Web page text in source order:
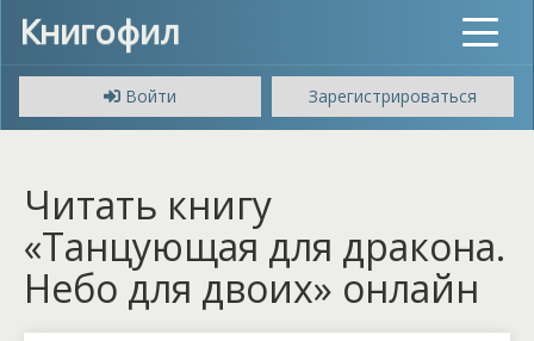
Книгофил
Toggle
Войти
Зарегистрироваться
Читать книгу
«Танцующая для дракона.
Небо для двоих» онлайн